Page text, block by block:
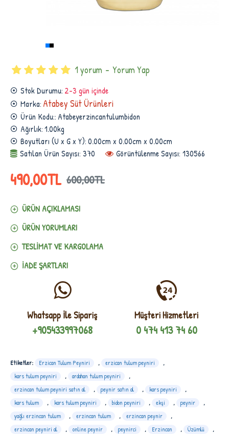
Stok Durumu: 2-3 gün içinde
Marka: Atabey Süt Ürünleri
Ürün Kodu:: Atabeyerzincantulumbidon
Ağırlık:1.00kg
Boyutları (U x G x Y):0.00cm x 0.00cm x 0.00cm
Satılan Ürün Sayısı: 370
Görüntülenme Sayısı: 130566
1 yorum - Yorum Yap
600,00TL
490,00TL
Whatsapp İle Sipariş
+905433997068
Müşteri Hizmetleri
0 474 413 74 60
ÜRÜN AÇIKLAMASI
ÜRÜN YORUMLARI
TESLIMAT VE KARGOLAMA
İADE ŞARTLARI
Etiketler: Erzican Tulum Peyniri , erzican tulum peyniri
,
kars tulum peyniri
, ardahan tulum peyniri
,
erzincan tulum peyniri satın al
, peynir satın al , kars peyniri
,
kars tulum
, kars tulum peyniri , bidon peyniri , ekşi , peynir
,
yağlı erzincan tulum
, erzincan tulum , erzincan peynir
,
erzincan peyniri al
, online peynir , peynirci , Erzincan , Üzümlü
,